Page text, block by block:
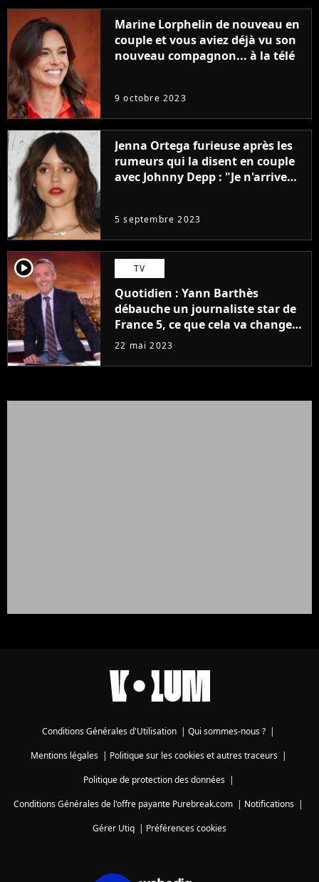
Marine Lorphelin de nouveau en
couple et vous aviez déjà vu son
nouveau compagnon... à la télé
9 octobre 2023
Jenna Ortega furieuse après les
rumeurs qui la disent en couple
avec Johnny Depp : "Je n'arrive
5 septembre 2023
player2 TV
Quotidien : Yann Barthès
débauche un journaliste star de
France 5, ce que cela va changer
à la rentrée
22 mai 2023
Conditions Générales d'Utilisation Qui sommes-nous ?
Mentions légales| Politique sur les cookies et autres traceurs|
Politique de protection des données|
Conditions Générales de l'offre payante Purebreak.com
Notifications
Gérer Utiq
Préférences cookies